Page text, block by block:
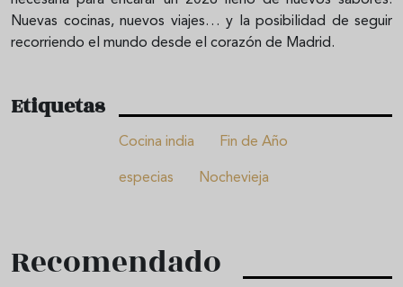
Nuevas cocinas, nuevos viajes… y la posibilidad de seguir
recorriendo el mundo desde el corazón de Madrid.
Etiquetas
Cocina india Fin de Año
especias Nochevieja
Recomendado